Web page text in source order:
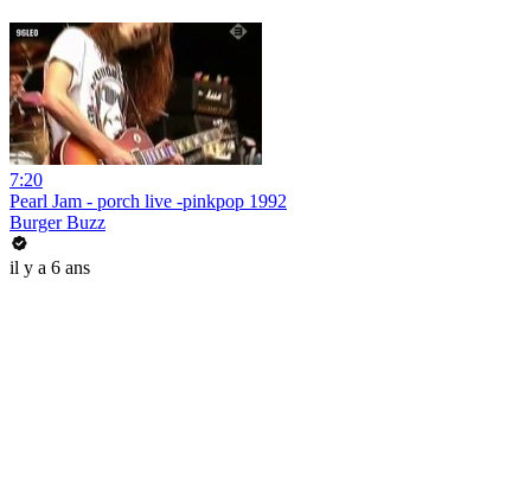
7:20
Pearl Jam - porch live -pinkpop 1992
Burger Buzz
il y a 6 ans